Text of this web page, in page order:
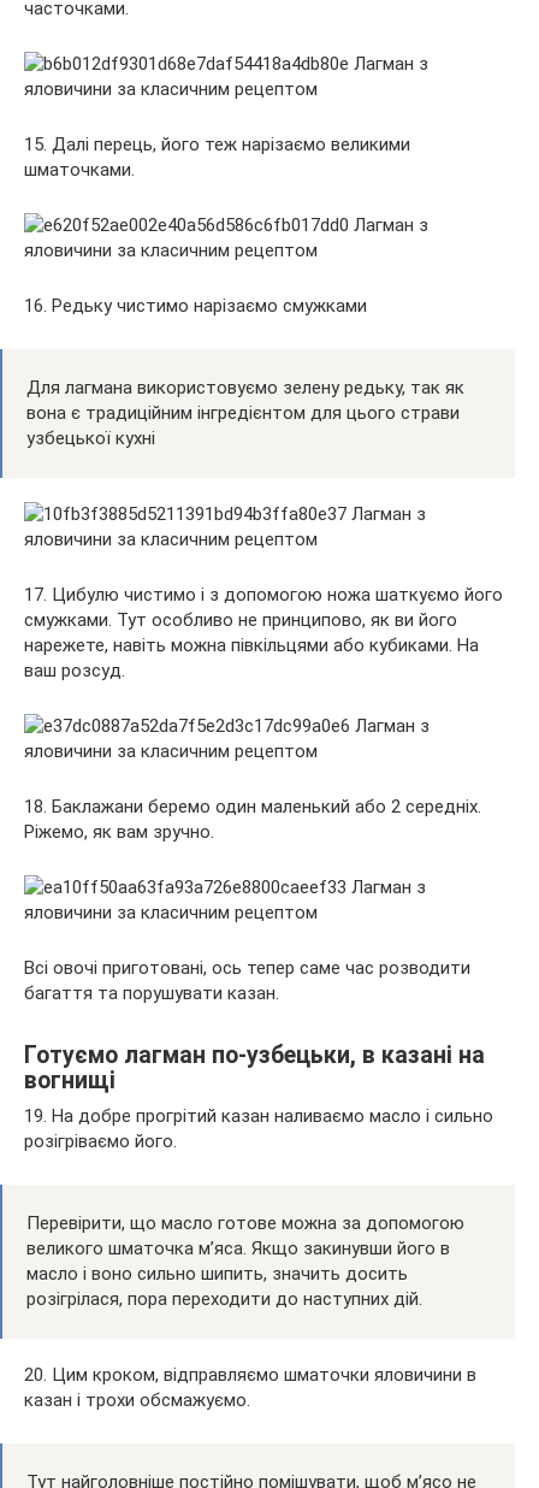
часточками.
15. Далі перець, його теж нарізаємо великими
шматочками.
16. Редьку чистимо нарізаємо смужками
Для лагмана використовуємо зелену редьку, так як
вона є традиційним інгредієнтом для цього страви
узбецької кухні
17. Цибулю чистимо і з допомогою ножа шаткуємо його
смужками. Тут особливо не принципово, як ви його
нарежете, навіть можна півкільцями або кубиками. На
ваш розсуд.
18. Баклажани беремо один маленький або 2 середніх.
Ріжемо, як вам зручно.
Всі овочі приготовані, ось тепер саме час розводити
багаття та порушувати казан.
Готуємо лагман по-узбецьки, в казані на
вогнищі
19. На добре прогрітий казан наливаємо масло і сильно
розігріваємо його.
Перевірити, що масло готове можна за допомогою
великого шматочка м’яса. Якщо закинувши його в
масло і воно сильно шипить, значить досить
розігрілася, пора переходити до наступних дій.
20. Цим кроком, відправляємо шматочки яловичини в
казан і трохи обсмажуємо.
Тут найголовніше постійно помішувати, щоб м’ясо не